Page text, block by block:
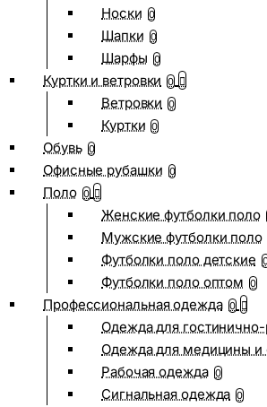
Носки 0
Шапки 0
Шарфы 0
Куртки и ветровки 0
Ветровки 0
Куртки 0
Обувь 0
Офисные рубашки 0
Поло 0
Женские футболки поло
Мужские футболки поло
Футболки поло детские
Футболки поло оптом 0
Профессиональная одежда 0
Одежда для
Одежда для медицины и
Рабочая одежда 0
Сигнальная одежда 0